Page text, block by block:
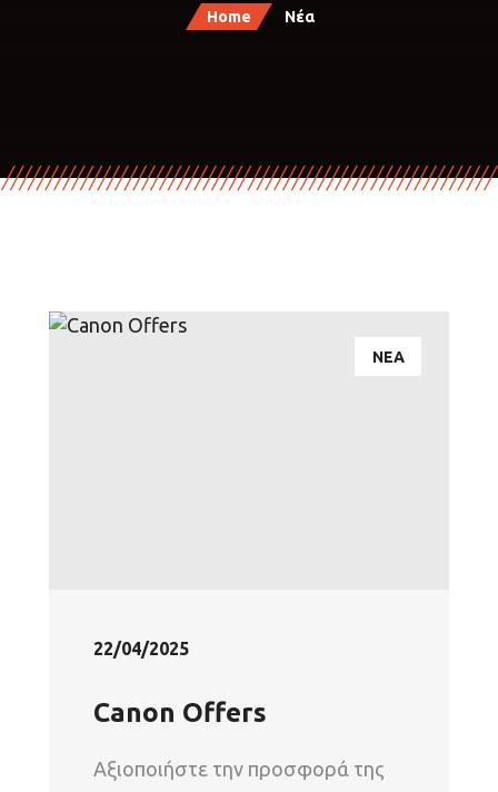
Home Νέα
ΝΕΑ
22/04/2025
Canon Offers
Αξιοποιήστε την προσφορά της